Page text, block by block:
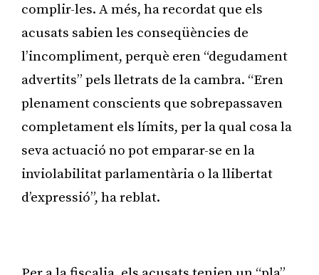
complir-les. A més, ha recordat que els
acusats sabien les conseqüències de
l’incompliment, perquè eren “degudament
advertits” pels lletrats de la cambra. “Eren
plenament conscients que sobrepassaven
completament els límits, per la qual cosa la
seva actuació no pot emparar-se en la
inviolabilitat parlamentària o la llibertat
d’expressió”, ha reblat.